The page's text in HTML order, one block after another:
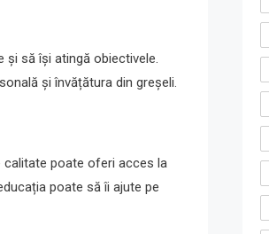
și să își atingă obiectivele.
și învățătura din greșeli.
calitate poate oferi acces la
poate să îi ajute pe